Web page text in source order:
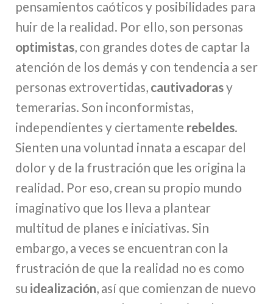
pensamientos caóticos y posibilidades para
huir de la realidad. Por ello, son personas
optimistas, con grandes dotes de captar la
atención de los demás y con tendencia a ser
personas extrovertidas, cautivadorasy
temerarias. Son inconformistas,
independientes y ciertamente rebeldes.
Sienten una voluntad innata a escapar del
dolor y de la frustración que les origina la
realidad. Por eso, crean su propio mundo
imaginativo que los lleva a plantear
multitud de planes e iniciativas. Sin
embargo, a veces se encuentran con la
frustración de que la realidad no es como
su idealización, así que comienzan de nuevo